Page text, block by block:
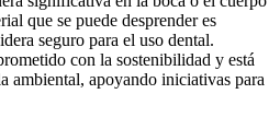
que se puede desprender es
seguro para el uso dental.
con la sostenibilidad y está
ambiental, apoyando iniciativas para